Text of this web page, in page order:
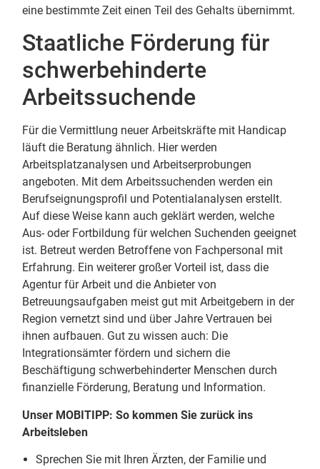
eine bestimmte Zeit einen Teil des Gehalts übernimmt.
Staatliche Förderung für
schwerbehinderte
Arbeitssuchende
Für die Vermittlung neuer Arbeitskräfte mit Handicap
läuft die Beratung ähnlich. Hier werden
Arbeitsplatzanalysen und Arbeitserprobungen
angeboten. Mit dem Arbeitssuchenden werden ein
Berufseignungsprofil und Potentialanalysen erstellt.
Auf diese Weise kann auch geklärt werden, welche
Aus- oder Fortbildung für welchen Suchenden geeignet
ist. Betreut werden Betroffene von Fachpersonal mit
Erfahrung. Ein weiterer großer Vorteil ist, dass die
Agentur für Arbeit und die Anbieter von
Betreuungsaufgaben meist gut mit Arbeitgebern in der
Region vernetzt sind und über Jahre Vertrauen bei
ihnen aufbauen. Gut zu wissen auch: Die
Integrationsämter fördern und sichern die
Beschäftigung schwerbehinderter Menschen durch
finanzielle Förderung, Beratung und Information.
Unser MOBITIPP: So kommen Sie zurück ins
Arbeitsleben
Sprechen Sie mit Ihren Ärzten, der Familie und